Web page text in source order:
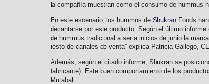
la compañía muestran como el consumo de hummus
En este escenario, los hummus de Shukran Foods
decantarse por este producto. Según el último
de hummus tradicional a ser a inicios de junio la
resto de canales de venta” explica Patricia Gallego,
Además, según el citado informe, Shukran se
fabricante). Este buen comportamiento de los
Mutabal.